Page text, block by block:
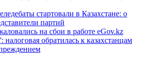
стартовали в Казахстане: о
партий
на сбои в работе eGov.kz
налоговая обратилась к казахстанцам